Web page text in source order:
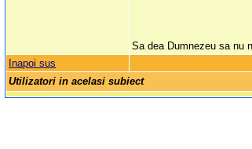
Sa dea Dumnezeu sa nu
Inapoi sus
Utilizatori in acelasi subiect